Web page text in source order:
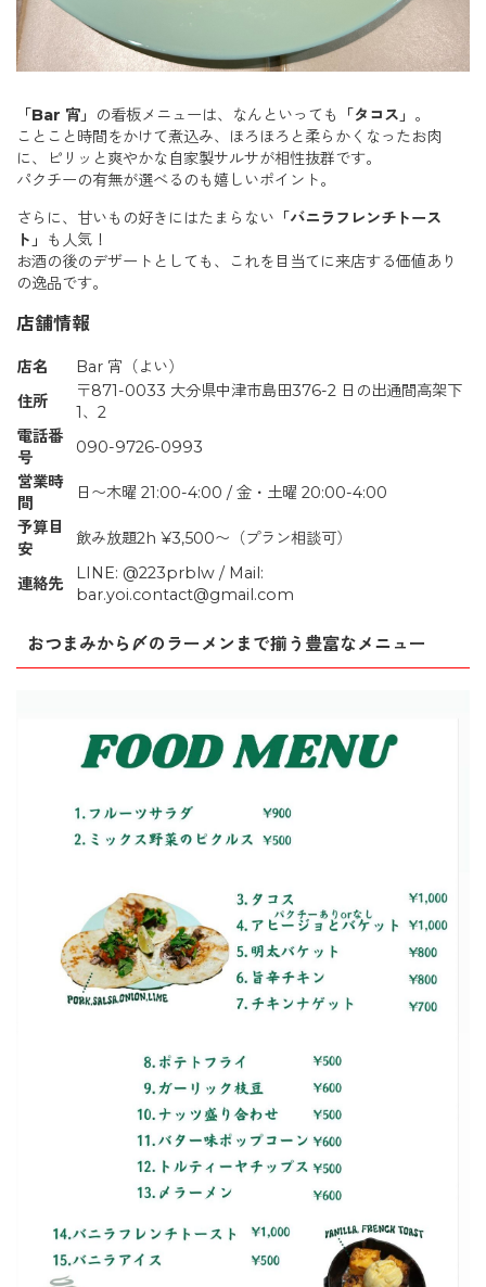
「Bar 宵」 の看板メニューは、なんといっても 「タコス」 。
ことこと時間をかけて煮込み、ほろほろと柔らかくなったお肉
に、ピリッと爽やかな自家製サルサが相性抜群です。
パクチーの有無が選べるのも嬉しいポイント。
さらに、甘いもの好きにはたまらない 「バニラフレンチトース
ト」
も人気！
お酒の後のデザートとしても、これを目当てに来店する価値あり
の逸品です。
店舗情報
店名
Bar 宵（よい）
住所
〒871-0033 大分県中津市島田376-2 日の出通間高架下
1、2
電話番
号
090-9726-0993
営業時
間
日〜木曜 21:00-4:00 / 金・土曜 20:00-4:00
予算目
安
飲み放題2h ¥3,500〜（プラン相談可）
連絡先
LINE: @223prblw / Mail:
bar.yoi.contact@gmail.com
おつまみから〆のラーメンまで揃う豊富なメニュー